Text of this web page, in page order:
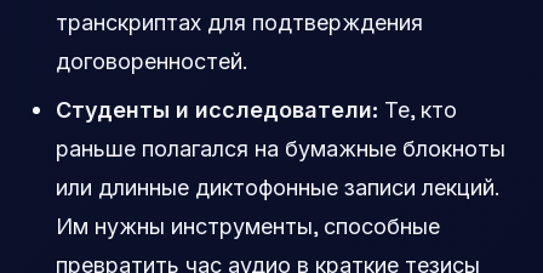
транскриптах для подтверждения
договоренностей.
Студенты и исследователи: Те, кто
раньше полагался на бумажные блокноты
или длинные диктофонные записи лекций.
Им нужны инструменты, способные
превратить час аудио в краткие тезисы